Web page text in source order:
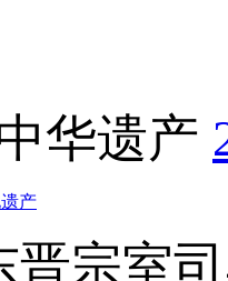
华遗产
产
晋宗室